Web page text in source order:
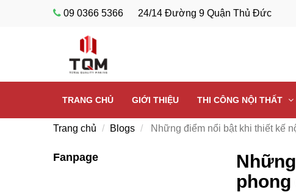
phong
Fanpage
09 0366 5366 24/14 Đường 9 Quận Thủ Đức
TRANG CHỦ GIỚI THIỆU THI CÔNG NỘI THẤT
Trang chủ Blogs Những điểm nổi bật khi thiết kế